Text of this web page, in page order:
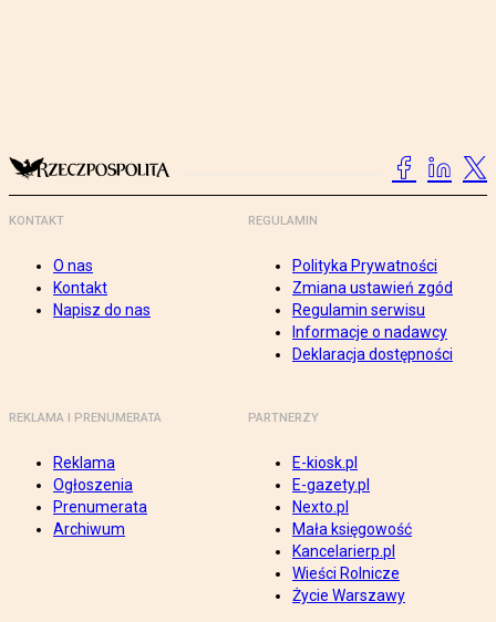
KONTAKT
O nas
Kontakt
Napisz do nas
REGULAMIN
Polityka Prywatności
Zmiana ustawień zgód
Regulamin serwisu
Informacje o nadawcy
Deklaracja dostępności
REKLAMA I PRENUMERATA
Reklama
Ogłoszenia
Prenumerata
Archiwum
PARTNERZY
E-kiosk.pl
E-gazety.pl
Nexto.pl
Mała księgowość
Kancelarierp.pl
Wieści Rolnicze
Życie Warszawy